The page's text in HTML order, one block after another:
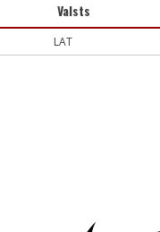
Valsts
LAT